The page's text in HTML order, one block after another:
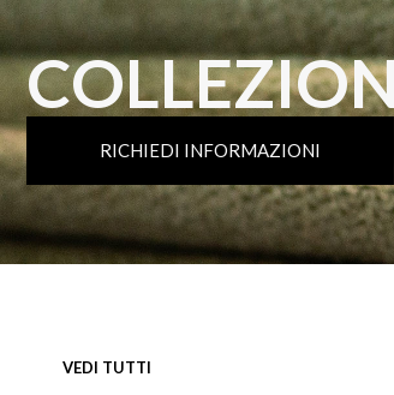
RICHIEDI INFORMAZIONI
VEDI TUTTI